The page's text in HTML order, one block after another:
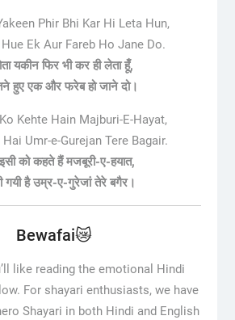
Phir Bhi Kar Hi Leta Hun,
Ek Aur Fareb Ho Jane Do.
यकीन फिर भी कर ही लेता हूँ,
हुए एक और फरेब हो जाने दो।
Kehte Hain Majburi-E-Hayat,
Hai Umr-e-Gurejan Tere Bagair.
को कहते हैं मजबूरी-ए-हयात,
गयी है उम्र-ए-गुरेजां तेरे बगैर।
Bewafai😿
like reading the emotional Hindi
For shayari enthusiasts, we have
Shayari in both Hindi and English